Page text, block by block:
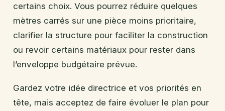
certains choix. Vous pourrez réduire quelques
mètres carrés sur une pièce moins prioritaire,
clarifier la structure pour faciliter la construction
ou revoir certains matériaux pour rester dans
l’enveloppe budgétaire prévue.
Gardez votre idée directrice et vos priorités en
tête, mais acceptez de faire évoluer le plan pour